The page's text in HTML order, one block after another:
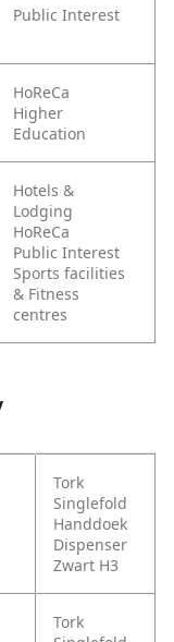
Public Interest
HoReCa
Higher
Education
Hotels &
Lodging
HoReCa
Public Interest
Sports facilities
& Fitness
centres
Tork
Singlefold
Handdoek
Dispenser
Zwart H3
Tork